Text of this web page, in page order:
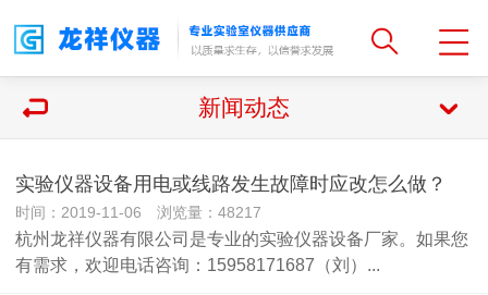
新闻动态
实验仪器设备用电或线路发生故障时应改怎么做？
时间：2019-11-06 浏览量：48217
杭州龙祥仪器有限公司是专业的实验仪器设备厂家。如果您
有需求，欢迎电话咨询：15958171687（刘）...